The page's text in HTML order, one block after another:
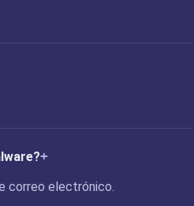
correo electrónico.